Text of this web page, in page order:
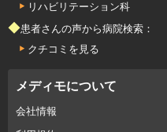
リハビリテーション科
◆患者さんの声から病院検索：
クチコミを見る
メディモについて
会社情報